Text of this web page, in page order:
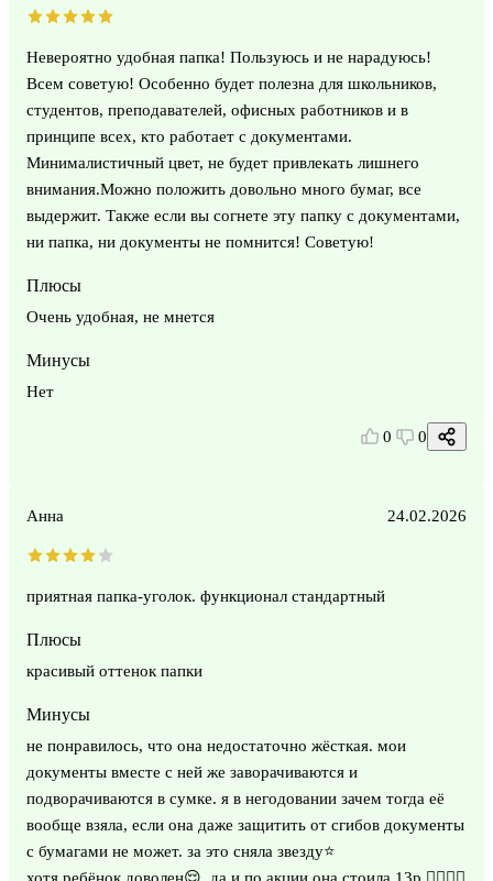
Невероятно удобная папка! Пользуюсь и не нарадуюсь!
Всем советую! Особенно будет полезна для школьников,
студентов, преподавателей, офисных работников и в
принципе всех, кто работает с документами.
Минималистичный цвет, не будет привлекать лишнего
внимания.Можно положить довольно много бумаг, все
выдержит. Также если вы согнете эту папку с документами,
ни папка, ни документы не помнится! Советую!
Плюсы
Очень удобная, не мнется
Минусы
Нет
0 0
Анна 24.02.2026
приятная папка-уголок. функционал стандартный
Плюсы
красивый оттенок папки
Минусы
не понравилось, что она недостаточно жёсткая. мои
документы вместе с ней же заворачиваются и
подворачиваются в сумке. я в негодовании зачем тогда её
вообще взяла, если она даже защитить от сгибов документы
с бумагами не может. за это сняла звезду⭐️
хотя ребёнок доволен😌 да и по акции она стоила 13р 👉🏻👈🏻